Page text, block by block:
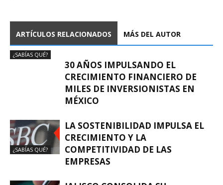
ARTÍCULOS RELACIONADOS MÁS DEL AUTOR
¿SABÍAS QUÉ?
30 AÑOS IMPULSANDO EL
CRECIMIENTO FINANCIERO DE
MILES DE INVERSIONISTAS EN
MÉXICO
¿SABÍAS QUÉ?
LA SOSTENIBILIDAD IMPULSA EL
CRECIMIENTO Y LA
COMPETITIVIDAD DE LAS
EMPRESAS